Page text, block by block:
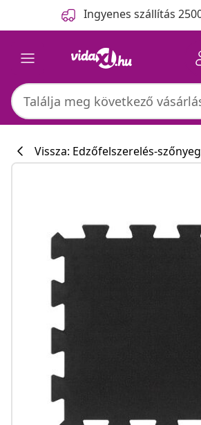
Ingyenes szállítás
Vissza: Edzőfelszerelés-